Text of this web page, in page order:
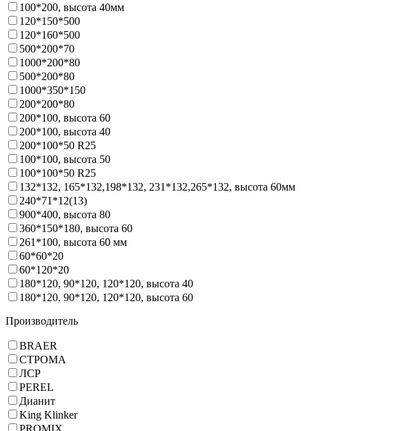
100*200, высота 40мм
120*150*500
120*160*500
500*200*70
1000*200*80
500*200*80
1000*350*150
200*200*80
200*100, высота 60
200*100, высота 40
200*100*50 R25
100*100, высота 50
100*100*50 R25
132*132, 165*132,198*132, 231*132,265*132, высота 60мм
240*71*12(13)
900*400, высота 80
360*150*180, высота 60
261*100, высота 60 мм
60*60*20
60*120*20
180*120, 90*120, 120*120, высота 40
180*120, 90*120, 120*120, высота 60
Производитель
BRAER
СТРОМА
ЛСР
PEREL
Дианит
King Klinker
PROMIX